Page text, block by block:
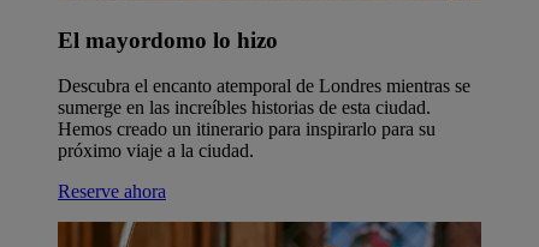
El mayordomo lo hizo
Descubra el encanto atemporal de Londres mientras se
sumerge en las increíbles historias de esta ciudad.
Hemos creado un itinerario para inspirarlo para su
próximo viaje a la ciudad.
Reserve ahora